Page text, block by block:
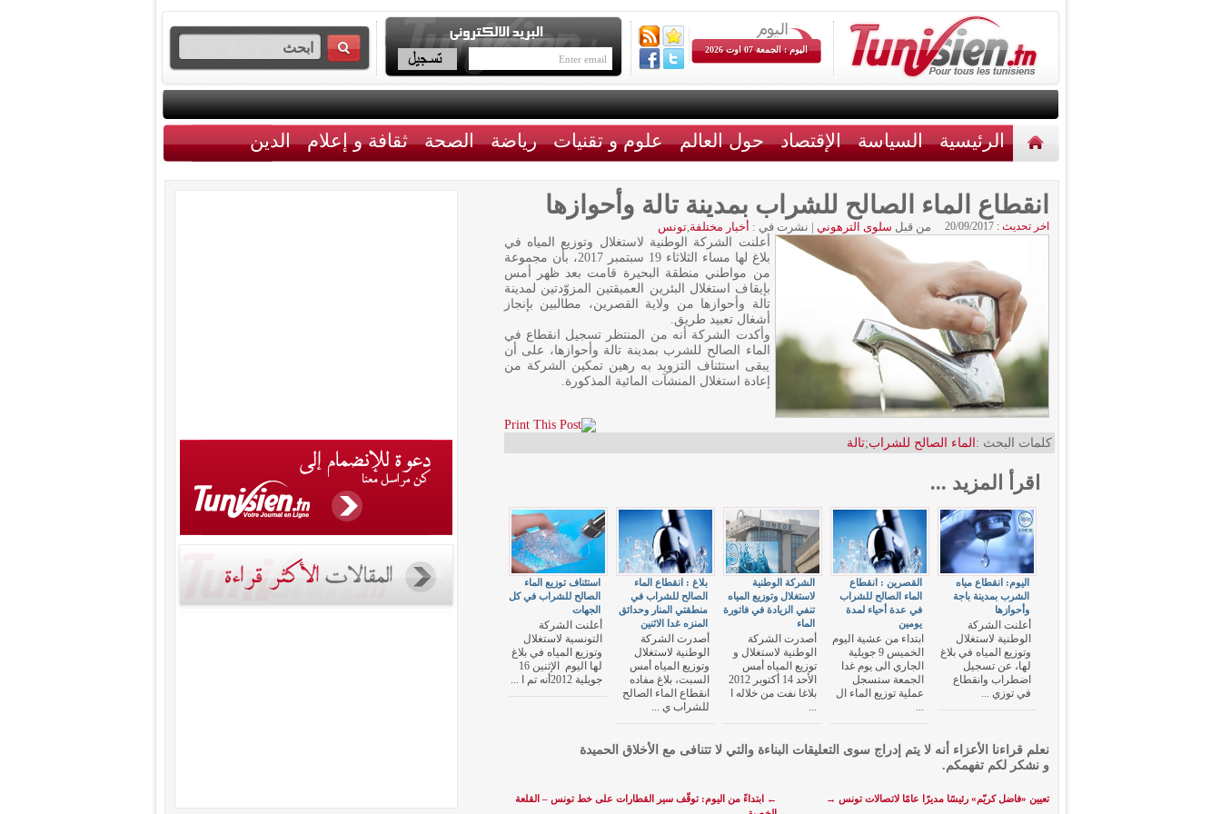
اليوم : الجمعة 07 اوت 2026
الرئيسية السياسة الإقتصاد حول العالم علوم و تقنيات رياضة الصحة ثقافة و إعلام الدين
انقطاع الماء الصالح للشراب بمدينة تالة وأحوازها
اخر تحديث : 20/09/2017 من قبل سلوى الترهوني | نشرت في : أخبار مختلفة,تونس
أعلنت الشركة الوطنية لاستغلال وتوزيع المياه في
بلاغ لها مساء الثلاثاء 19 سبتمبر 2017، بأن مجموعة
من مواطني منطقة البحيرة قامت بعد ظهر أمس
بإيقاف استغلال البئرين العميقتين المزوّدتين لمدينة
تالة وأحوازها من ولاية القصرين، مطالبين بإنجاز
أشغال تعبيد طريق.
وأكدت الشركة أنه من المنتظر تسجيل انقطاع في
الماء الصالح للشرب بمدينة تالة وأحوازها، على أن
يبقى استئناف التزويد به رهين تمكين الشركة من
إعادة استغلال المنشآت المائية المذكورة.
كلمات البحث : الماء الصالح للشراب;تالة
اقرأ المزيد ...
استئناف توزيع الماء
الصالح للشراب في كل
الجهات
أعلنت الشركة
التونسية لاستغلال
وتوزيع المياه في بلاغ
لها اليوم الإثنين 16
جويلية 2012أنه تم ا ...
بلاغ : انقطاع الماء
الصالح للشراب في
منطقتي المنار وحدائق
المنزه غدا الاثنين
أصدرت الشركة
الوطنية لاستغلال
وتوزيع المياه أمس
السبت، بلاغ مفاده
انقطاع الماء الصالح
للشراب ي ...
الشركة الوطنية
لاستغلال وتوزيع المياه
تنفي الزيادة في فاتورة
الماء
أصدرت الشركة
الوطنية لاستغلال و
توزيع المياه أمس
الأحد 14 أكتوبر 2012
بلاغا نفت من خلاله ا
...
القصرين : انقطاع
الماء الصالح للشراب
في عدة أحياء لمدة
يومين
ابتداء من عشية اليوم
الخميس 9 جويلية
الجاري الى يوم غدا
الجمعة ستسجل
عملية توزيع الماء ال
...
اليوم: انقطاع مياه
الشرب بمدينة باجة
وأحوازها
أعلنت الشركة
الوطنية لاستغلال
وتوزيع المياه في بلاغ
لها، عن تسجيل
اضطراب وانقطاع
في توزي ...
نعلم قراءنا الأعزاء أنه لا يتم إدراج سوى التعليقات البناءة والتي لا تتنافى مع الأخلاق الحميدة
و نشكر لكم تفهمكم.
← ابتداءً من اليوم: توقّف سير القطارات على خط تونس – القلعة
تعيين «فاضل كريّم» رئيسًا مديرًا عامًا لاتصالات تونس →